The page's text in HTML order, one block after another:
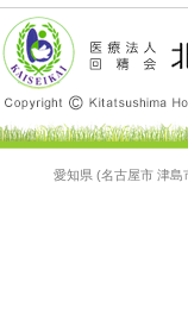
愛知県 (名古屋市 津